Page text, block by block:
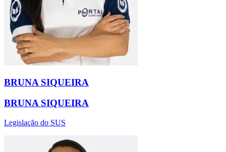
BRUNA SIQUEIRA
BRUNA SIQUEIRA
Legislação do SUS